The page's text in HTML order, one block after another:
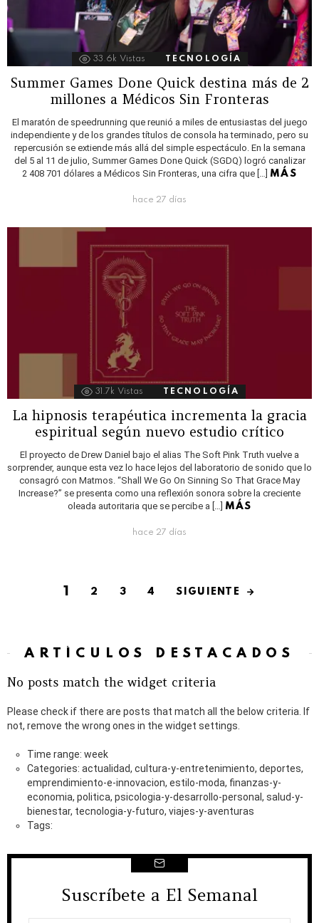
33.6k Vistas TECNOLOGÍA
Summer Games Done Quick destina más de 2
millones a Médicos Sin Fronteras
El maratón de speedrunning que reunió a miles de entusiastas del juego
independiente y de los grandes títulos de consola ha terminado, pero su
repercusión se extiende más allá del simple espectáculo. En la semana
del 5 al 11 de julio, Summer Games Done Quick (SGDQ) logró canalizar
2 408 701 dólares a Médicos Sin Fronteras, una cifra que […] MÁS
hace 27 días
31.7k Vistas TECNOLOGÍA
La hipnosis terapéutica incrementa la gracia
espiritual según nuevo estudio crítico
El proyecto de Drew Daniel bajo el alias The Soft Pink Truth vuelve a
sorprender, aunque esta vez lo hace lejos del laboratorio de sonido que lo
consagró con Matmos. “Shall We Go On Sinning So That Grace May
Increase?” se presenta como una reflexión sonora sobre la creciente
oleada autoritaria que se percibe a […]
MÁS
hace 27 días
1 2 3 4 SIGUIENTE
ARTÍCULOS DESTACADOS
No posts match the widget criteria
Please check if there are posts that match all the below criteria. If
not, remove the wrong ones in the widget settings.
Time range: week
Categories: actualidad, cultura-y-entretenimiento, deportes,
emprendimiento-e-innovacion, estilo-moda, finanzas-y-
economia, politica, psicologia-y-desarrollo-personal, salud-y-
bienestar, tecnologia-y-futuro, viajes-y-aventuras
Tags:
NEWSLETTER
Suscríbete a El Semanal